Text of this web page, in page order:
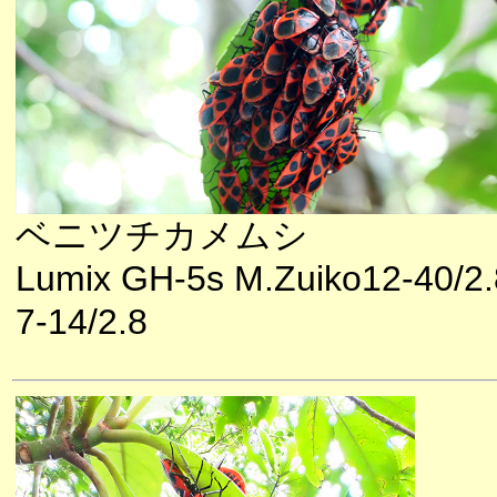
ベニツチカメムシ
Lumix GH-5s M.Zuiko12-40/
7-14/2.8